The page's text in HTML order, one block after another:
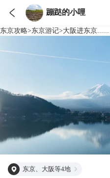
 蹦跶的小哩
东京攻略>东京游记>大阪进东京......
东京、大阪等4地